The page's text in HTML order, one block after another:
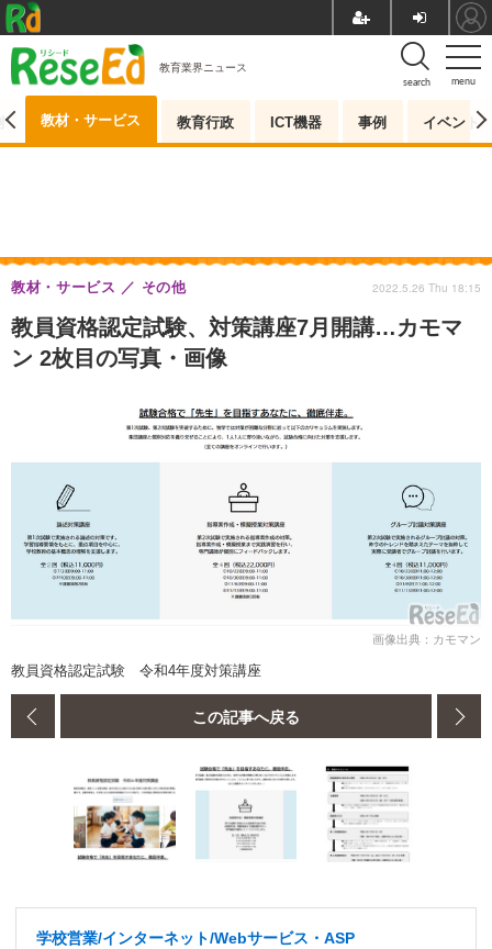
menu
search
教育業界ニュース
教材・サービス 教育行政 ICT機器 事例 イベント
教員資格認定試験、対策講座7月開講…カモマ
ン 2枚目の写真・画像
教材・サービス その他 2022.5.26 Thu 18:15
画像出典：カモマン
教員資格認定試験 令和4年度対策講座
この記事へ戻る
学校営業/インターネット/Webサービス・ASP